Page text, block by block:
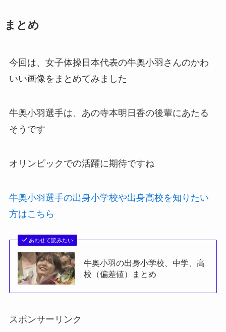
まとめ
今回は、女子体操日本代表の牛奥小羽さんのかわ
いい画像をまとめてみました
牛奥小羽選手は、あの寺本明日香の後輩にあたる
そうです
オリンピックでの活躍に期待ですね
牛奥小羽選手の出身小学校や出身高校を知りたい
方はこちら
あわせて読みたい
牛奥小羽の出身小学校、中学、高
校（偏差値）まとめ
スポンサーリンク